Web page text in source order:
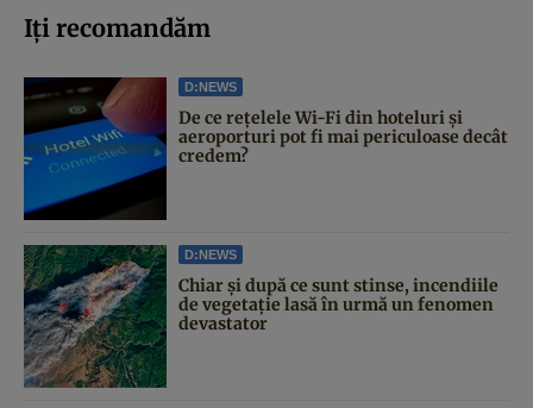
Iți recomandăm
D:NEWS
De ce rețelele Wi-Fi din hoteluri și
aeroporturi pot fi mai periculoase decât
credem?
D:NEWS
Chiar și după ce sunt stinse, incendiile
de vegetație lasă în urmă un fenomen
devastator